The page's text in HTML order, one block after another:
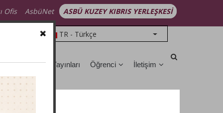
Ofis AsbüNet ASBÜ KUZEY KIBRIS YERLEŞKESİ
TR - Türkçe
List additional
ASBÜ Yayınları Öğrenci İletişim